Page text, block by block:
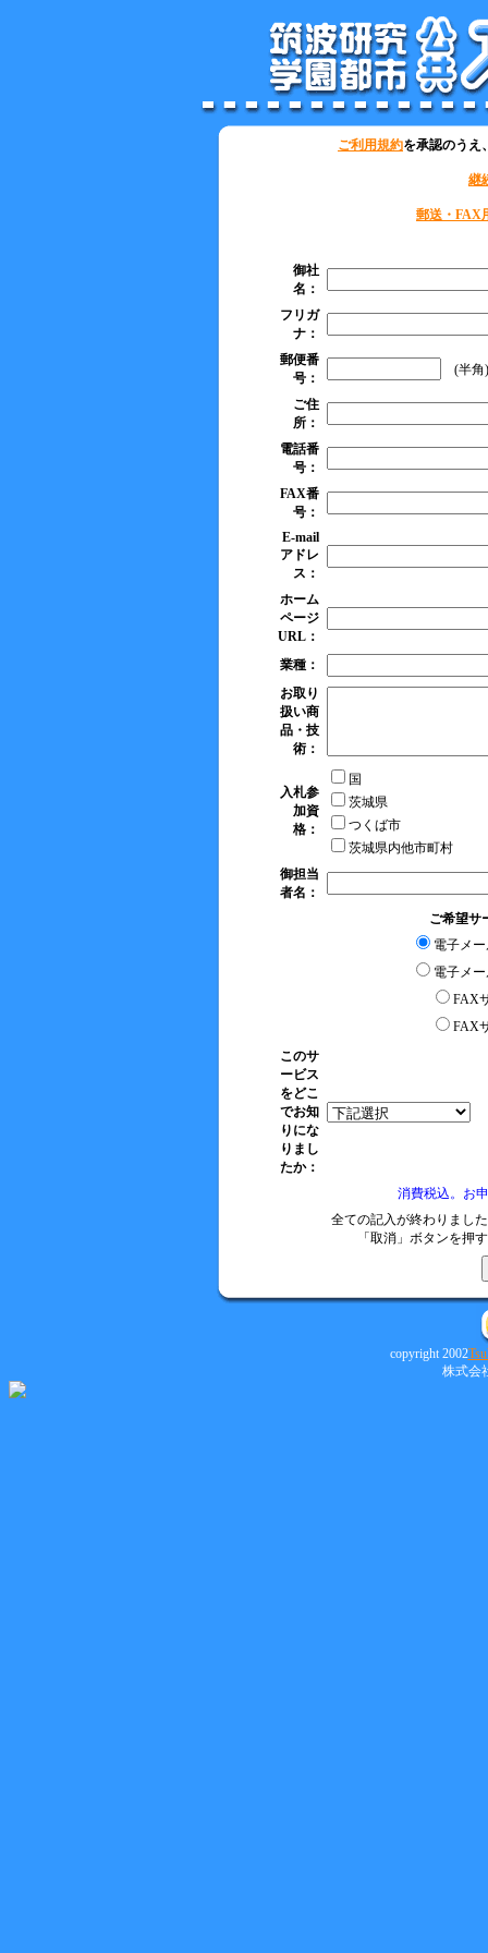
ご利用規約を承認のうえ
継
郵送・FAX
御社
名：
フリガ
ナ：
郵便番
号：
(半角)
ご住
所：
電話番
号：
FAX番
号：
E-mail
アドレ
ス：
ホーム
ページ
URL：
業種：
お取り
扱い商
品・技
術：
入札参
加資
格：
国
茨城県
つくば市
茨城県内他市町村
御担当
者名：
ご希望サ
電子メ
電子メ
FAX
FAX
このサ
ービス
をどこ
でお知
りにな
りまし
たか：
消費税込。お
全ての記入が終わりまし
「取消」ボタンを押
copyright 2002
株式会